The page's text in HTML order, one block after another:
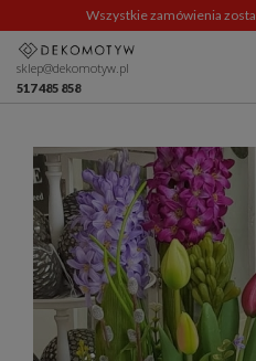
Wszystkie zamówienia
sklep@dekomotyw.pl
517 485 858